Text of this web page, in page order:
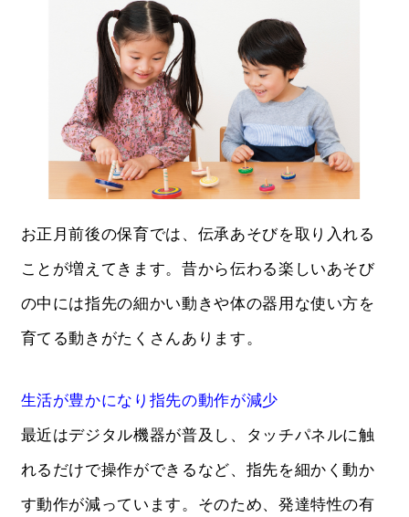
お正月前後の保育では、伝承あそびを取り入れる
ことが増えてきます。昔から伝わる楽しいあそび
の中には指先の細かい動きや体の器用な使い方を
育てる動きがたくさんあります。
生活が豊かになり指先の動作が減少
最近はデジタル機器が普及し、タッチパネルに触
れるだけで操作ができるなど、指先を細かく動か
す動作が減っています。そのため、発達特性の有